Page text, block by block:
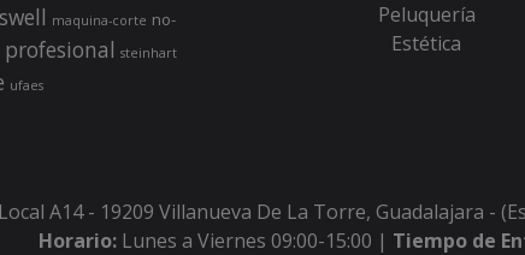
maquina-corte no-
profesional steinhart
ufaes
Peluquería
Estética
A14 - 19209 Villanueva De La Torre, Guadalajara -
Horario: Lunes a Viernes 09:00-15:00 | Tiempo de